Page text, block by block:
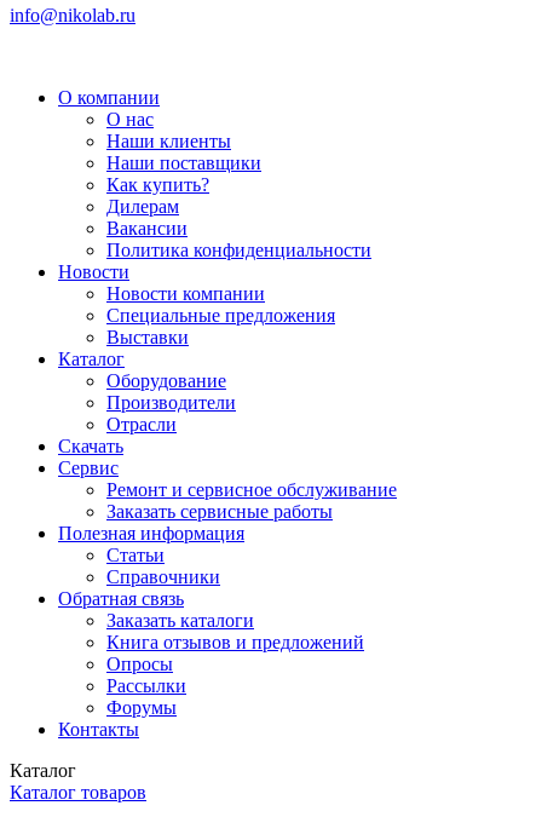
info@nikolab.ru
О компании
О нас
Наши клиенты
Наши поставщики
Как купить?
Дилерам
Вакансии
Политика конфиденциальности
Новости
Новости компании
Специальные предложения
Выставки
Каталог
Оборудование
Производители
Отрасли
Скачать
Сервис
Ремонт и сервисное обслуживание
Заказать сервисные работы
Полезная информация
Статьи
Справочники
Обратная связь
Заказать каталоги
Книга отзывов и предложений
Опросы
Рассылки
Форумы
Контакты
Каталог
Каталог товаров